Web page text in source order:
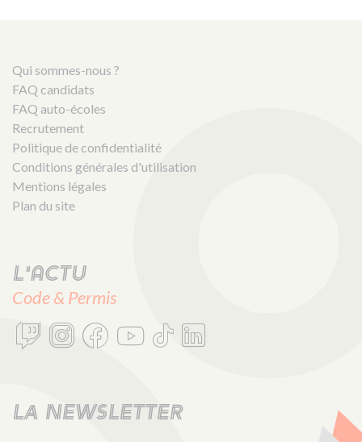
Qui sommes-nous ?
FAQ candidats
FAQ auto-écoles
Recrutement
Politique de confidentialité
Conditions générales d'utilisation
Mentions légales
Plan du site
L'actu
Code & Permis
LA NEWSLETTER